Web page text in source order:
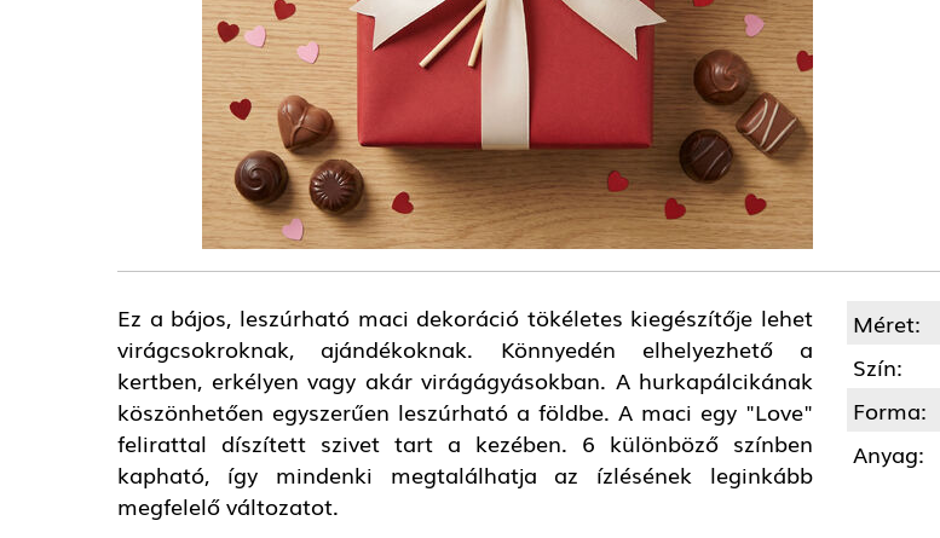
Ez a bájos, leszúrható maci dekoráció tökéletes kiegészítője lehet
virágcsokroknak, ajándékoknak. Könnyedén elhelyezhető a
kertben, erkélyen vagy akár virágágyásokban. A hurkapálcikának
köszönhetően egyszerűen leszúrható a földbe. A maci egy "Love"
felirattal díszített szivet tart a kezében. 6 különböző színben
kapható, így mindenki megtalálhatja az ízlésének leginkább
megfelelő változatot.
Méret:
Szín:
Forma:
Anyag: